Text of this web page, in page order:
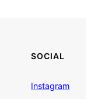
SOCIAL
Instagram